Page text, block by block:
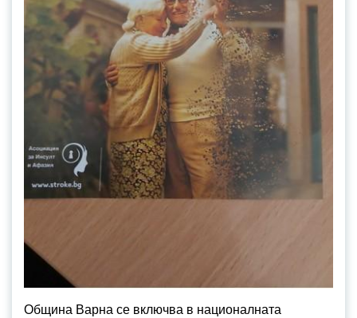
Община Варна се включва в националната